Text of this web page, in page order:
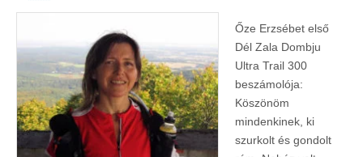
Őze Erzsébet első
Dél Zala Dombju
Ultra Trail 300
beszámolója:
Köszönöm
mindenkinek, ki
szurkolt és gondolt